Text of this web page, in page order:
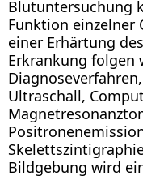
Blutuntersuchung
Funktion einzelner
einer Erhärtung
Erkrankung folgen
Ultraschall,
Bildgebung wird